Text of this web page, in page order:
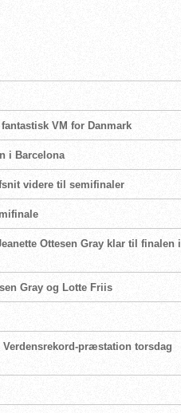
VM for Danmark
i Barcelona
videre til semifinaler
Ottesen Gray klar til finalen i
Gray og Lotte Friis
Verdensrekord-præstation torsdag